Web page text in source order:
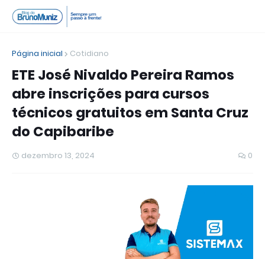
Página inicial Cotidiano
ETE José Nivaldo Pereira Ramos
abre inscrições para cursos
técnicos gratuitos em Santa Cruz
do Capibaribe
dezembro 13, 2024 0